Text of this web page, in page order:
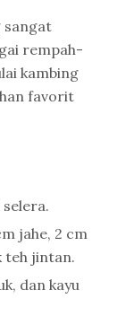
sangat
rempah-
kambing
favorit
jahe, 2 cm
teh jintan.
dan kayu